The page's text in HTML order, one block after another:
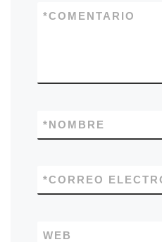
COMENTARIO
*
NOMBRE
*
CORREO
*
WEB